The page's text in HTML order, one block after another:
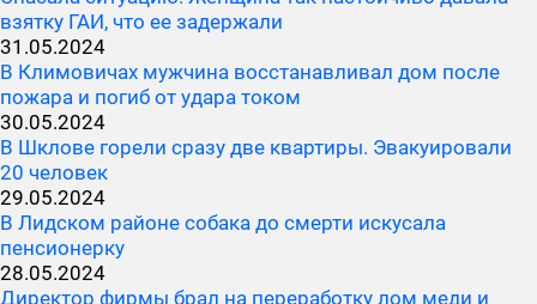
взятку ГАИ, что ее задержали
31.05.2024
В Климовичах мужчина восстанавливал дом после
пожара и погиб от удара током
30.05.2024
В Шклове горели сразу две квартиры. Эвакуировали
20 человек
29.05.2024
В Лидском районе собака до смерти искусала
пенсионерку
28.05.2024
Директор фирмы брал на переработку лом меди и